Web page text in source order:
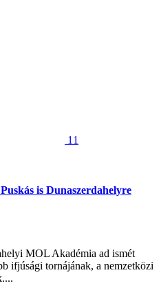
11
is Dunaszerdahelyre
MOL Akadémia ad ismét
ifjúsági tornájának, a nemzetközi